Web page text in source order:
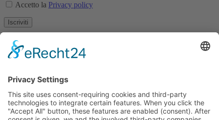
Accetto la Privacy policy
Iscriviti
Data privacy
Condizioni generali di contratto
Archivio Tirolese per la documentazione e l'arte
fotografica
Piazza Egger-Lienz 2 (Ufficio), Piazza Principale 7 (Indirizzo
Postale), A-9900 Lienz, Austria | Tel.:+43 (0) 4852-98238